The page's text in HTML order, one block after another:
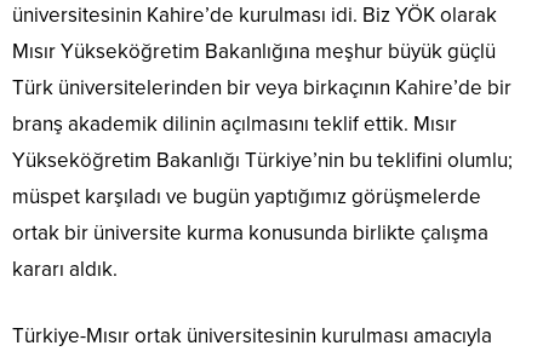
üniversitesinin Kahire’de kurulması idi. Biz YÖK olarak
Mısır Yükseköğretim Bakanlığına meşhur büyük güçlü
Türk üniversitelerinden bir veya birkaçının Kahire’de bir
branş akademik dilinin açılmasını teklif ettik. Mısır
Yükseköğretim Bakanlığı Türkiye’nin bu teklifini olumlu;
müspet karşıladı ve bugün yaptığımız görüşmelerde
ortak bir üniversite kurma konusunda birlikte çalışma
kararı aldık.
Türkiye-Mısır ortak üniversitesinin kurulması amacıyla